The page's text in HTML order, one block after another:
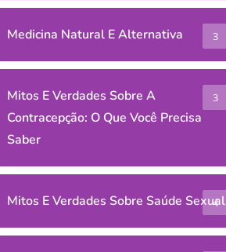
Medicina Natural E Alternativa 3
Mitos E Verdades Sobre A
Contracepção: O Que Você Precisa
Saber
3
Mitos E Verdades Sobre Saúde Sexual
4